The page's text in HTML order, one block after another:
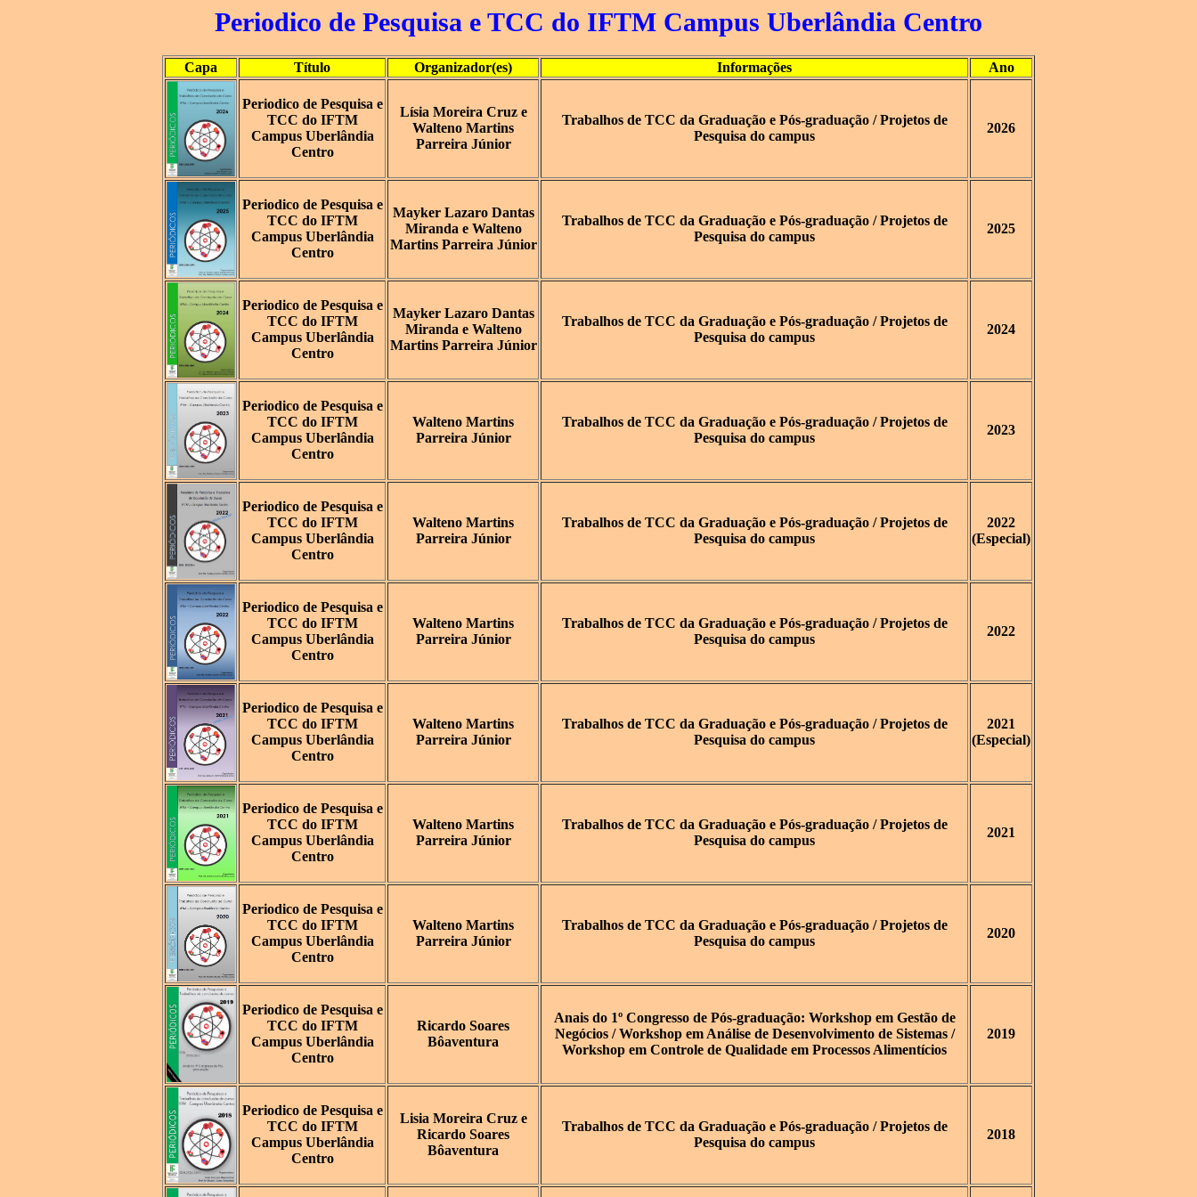
Periodico de Pesquisa e TCC do IFTM Campus Uberlândia Centro
Capa Título Organizador(es) Informações Ano
Periodico de Pesquisa e
TCC do IFTM
Campus Uberlândia
Centro
Lísia Moreira Cruz e
Walteno Martins
Parreira Júnior
Trabalhos de TCC da Graduação e Pós-graduação / Projetos de
Pesquisa do campus
2026
Periodico de Pesquisa e
TCC do IFTM
Campus Uberlândia
Centro
Mayker Lazaro Dantas
Miranda e Walteno
Martins Parreira Júnior
Trabalhos de TCC da Graduação e Pós-graduação / Projetos de
Pesquisa do campus
2025
Periodico de Pesquisa e
TCC do IFTM
Campus Uberlândia
Centro
Mayker Lazaro Dantas
Miranda e Walteno
Martins Parreira Júnior
Trabalhos de TCC da Graduação e Pós-graduação / Projetos de
Pesquisa do campus
2024
Periodico de Pesquisa e
TCC do IFTM
Campus Uberlândia
Centro
Walteno Martins
Parreira Júnior
Trabalhos de TCC da Graduação e Pós-graduação / Projetos de
Pesquisa do campus
2023
Periodico de Pesquisa e
TCC do IFTM
Campus Uberlândia
Centro
Walteno Martins
Parreira Júnior
Trabalhos de TCC da Graduação e Pós-graduação / Projetos de
Pesquisa do campus
2022
(Especial)
Periodico de Pesquisa e
TCC do IFTM
Campus Uberlândia
Centro
Walteno Martins
Parreira Júnior
Trabalhos de TCC da Graduação e Pós-graduação / Projetos de
Pesquisa do campus
2022
Periodico de Pesquisa e
TCC do IFTM
Campus Uberlândia
Centro
Walteno Martins
Parreira Júnior
Trabalhos de TCC da Graduação e Pós-graduação / Projetos de
Pesquisa do campus
2021
(Especial)
Periodico de Pesquisa e
TCC do IFTM
Campus Uberlândia
Centro
Walteno Martins
Parreira Júnior
Trabalhos de TCC da Graduação e Pós-graduação / Projetos de
Pesquisa do campus
2021
Periodico de Pesquisa e
TCC do IFTM
Campus Uberlândia
Centro
Walteno Martins
Parreira Júnior
Trabalhos de TCC da Graduação e Pós-graduação / Projetos de
Pesquisa do campus
2020
Periodico de Pesquisa e
TCC do IFTM
Campus Uberlândia
Centro
Ricardo Soares
Bôaventura
Anais do 1º Congresso de Pós-graduação: Workshop em Gestão de
Negócios / Workshop em Análise de Desenvolvimento de Sistemas /
Workshop em Controle de Qualidade em Processos Alimentícios
2019
Periodico de Pesquisa e
TCC do IFTM
Campus Uberlândia
Centro
Lisia Moreira Cruz e
Ricardo Soares
Bôaventura
Trabalhos de TCC da Graduação e Pós-graduação / Projetos de
Pesquisa do campus
2018